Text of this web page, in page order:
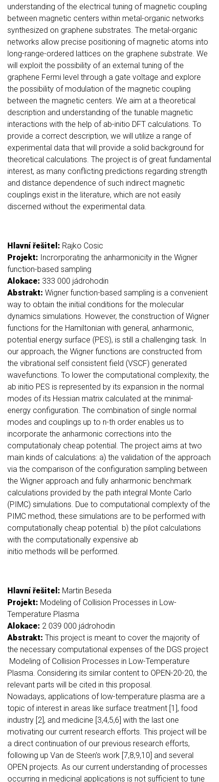
understanding of the electrical tuning of magnetic coupling
between magnetic centers within metal-organic networks
synthesized on graphene substrates. The metal-organic
networks allow precise positioning of magnetic atoms into
long-range-ordered lattices on the graphene substrate. We
will exploit the possibility of an external tuning of the
graphene Fermi level through a gate voltage and explore
the possibility of modulation of the magnetic coupling
between the magnetic centers. We aim at a theoretical
description and understanding of the tunable magnetic
interactions with the help of ab-initio DFT calculations. To
provide a correct description, we will utilize a range of
experimental data that will provide a solid background for
theoretical calculations. The project is of great fundamental
interest, as many conflicting predictions regarding strength
and distance dependence of such indirect magnetic
couplings exist in the literature, which are not easily
discerned without the experimental data.
Hlavní řešitel: Rajko Cosic
Projekt: Incrorporating the anharmonicity in the Wigner
function-based sampling
Alokace: 333 000 jádrohodin
Abstrakt: Wigner function-based sampling is a convenient
way to obtain the initial conditions for the molecular
dynamics simulations. However, the construction of Wigner
functions for the Hamiltonian with general, anharmonic,
potential energy surface (PES), is still a challenging task. In
our approach, the Wigner functions are constructed from
the vibrational self consistent field (VSCF) generated
wavefunctions. To lower the computational complexity, the
ab initio PES is represented by its expansion in the normal
modes of its Hessian matrix calculated at the minimal-
energy configuration. The combination of single normal
modes and couplings up to n-th order enables us to
incorporate the anharmonic corrections into the
computationaly cheap potential. The project aims at two
main kinds of calculations: a) the validation of the approach
via the comparison of the configuration sampling between
the Wigner approach and fully anharmonic benchmark
calculations provided by the path integral Monte Carlo
(PIMC) simulations. Due to computational complexty of the
PIMC method, these simulations are to be performed with
computationally cheap potential. b) the pilot calculations
with the computationally expensive ab
initio methods will be performed.
Hlavní řešitel: Martin Beseda
Projekt: Modeling of Collision Processes in Low-
Temperature Plasma
Alokace: 2 039 000 jádrohodin
Abstrakt: This project is meant to cover the majority of
the necessary computational expenses of the DGS project
Modeling of Collision Processes in Low-Temperature
Plasma. Considering its similar content to OPEN-20-20, the
relevant parts will be cited in this proposal.
Nowadays, applications of low-temperature plasma are a
topic of interest in areas like surface treatment [1], food
industry [2], and medicine [3,4,5,6] with the last one
motivating our current research efforts. This project will be
a direct continuation of our previous research efforts,
following up Van de Steen's work [7,8,9,10] and several
OPEN projects. As our current understanding of processes
occurring in medicinal applications is not sufficient to tune